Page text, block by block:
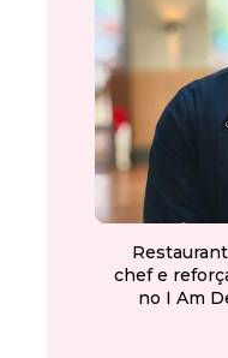
chef e
no I Am